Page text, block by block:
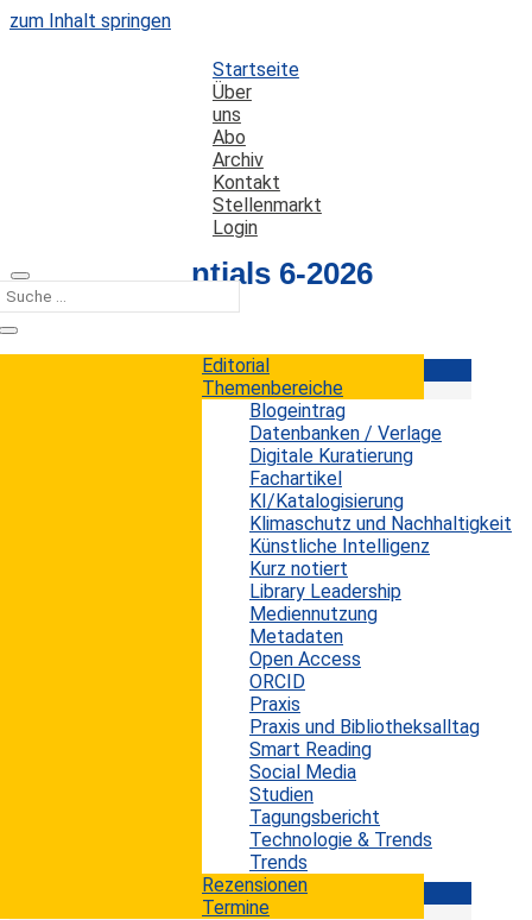
zum Inhalt springen
Startseite
Über
uns
Abo
Archiv
Kontakt
Stellenmarkt
Login
Editorial
Themenbereiche
Blogeintrag
Datenbanken / Verlage
Digitale Kuratierung
Fachartikel
KI/Katalogisierung
Klimaschutz und Nachhaltigkeit
Künstliche Intelligenz
Kurz notiert
Library Leadership
Mediennutzung
Metadaten
Open Access
ORCID
Praxis
Praxis und Bibliotheksalltag
Smart Reading
Social Media
Studien
Tagungsbericht
Technologie & Trends
Trends
Rezensionen
Termine
Library Essentials 6-2026
Was Hochschulbibliotheken von ihren
Hochschulen lernen müssen
Kinder in der digitalen Welt
Metadaten als Infrastruktur
Wenn Bots katalogisieren
Praxis und Bibliotheksalltag